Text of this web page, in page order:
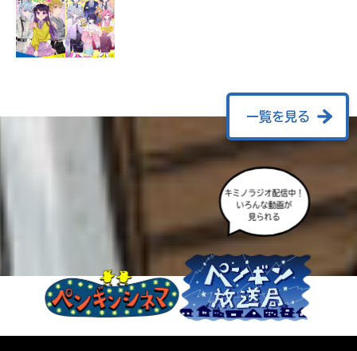
一覧を見る
キミノラジオ配信中！
いろんな動画が
見られる
も
度
み
て
ね
る